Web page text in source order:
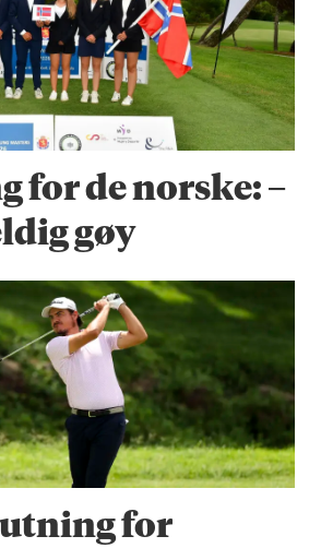
for de norske: –
gøy
for